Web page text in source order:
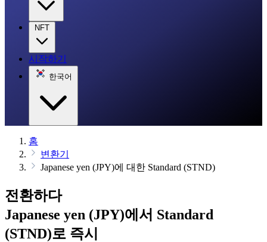
NFT
시작하기
한국어
홈
변환기
Japanese yen (JPY)에 대한 Standard (STND)
전환하다
Japanese yen (JPY)에서 Standard
(STND)로 즉시